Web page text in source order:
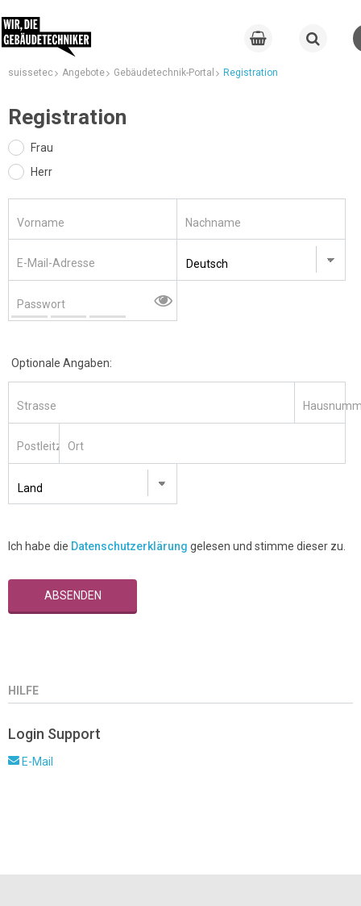
suissetec Angebote Gebäudetechnik-Portal Registration
Registration
Frau
Herr
Vorname Nachname
E-Mail-Adresse
Passwort
Optionale Angaben:
Strasse
PostleitzahlOrt
Ich habe die Datenschutzerklärung gelesen und stimme dieser zu.
ABSENDEN
HILFE
Login Support
E-Mail